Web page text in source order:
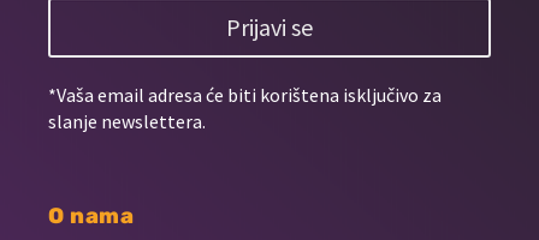
Prijavi se
*Vaša email adresa će biti korištena isključivo za
slanje newslettera.
O nama